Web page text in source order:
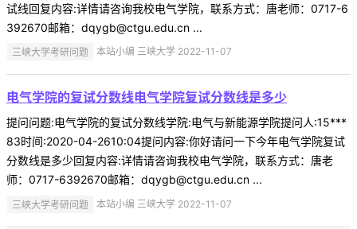
试线回复内容:详情请咨询我校电气学院，联系方式：唐老师：0717-6
392670邮箱：dqygb@ctgu.edu.cn ...
三峡大学考研问题 本站小编 三峡大学 2022-11-07
电气学院的复试分数线电气学院复试分数线是多少
提问问题:电气学院的复试分数线学院:电气与新能源学院提问人:15***
83时间:2020-04-2610:04提问内容:你好请问一下今年电气学院复试
分数线是多少回复内容:详情请咨询我校电气学院，联系方式：唐老
师：0717-6392670邮箱：dqygb@ctgu.edu.cn ...
三峡大学考研问题 本站小编 三峡大学 2022-11-07